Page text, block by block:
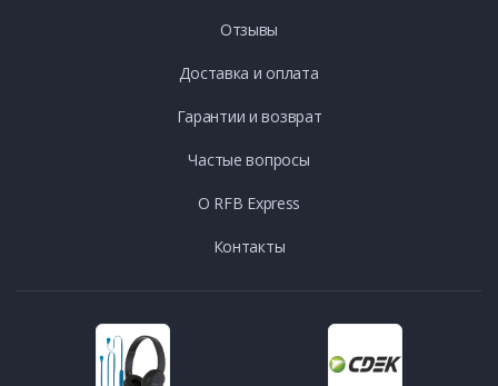
Отзывы
Доставка и оплата
Гарантии и возврат
Частые вопросы
О RFB Express
Контакты